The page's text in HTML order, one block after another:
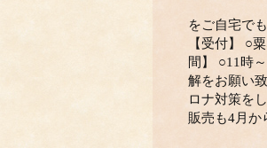
22日(火)
をご自宅で
【受付】 ○
間】 ○11時
解をお願い
ロナ対策を
販売も4月か